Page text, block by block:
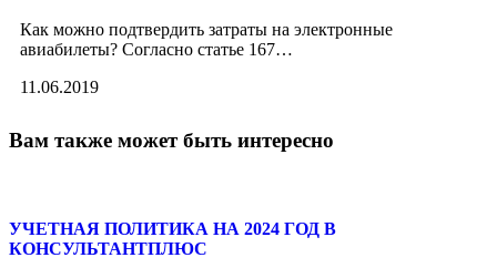
Как можно подтвердить затраты на электронные
авиабилеты? Согласно статье 167…
11.06.2019
Вам также может быть интересно
УЧЕТНАЯ ПОЛИТИКА НА 2024 ГОД В
КОНСУЛЬТАНТПЛЮС